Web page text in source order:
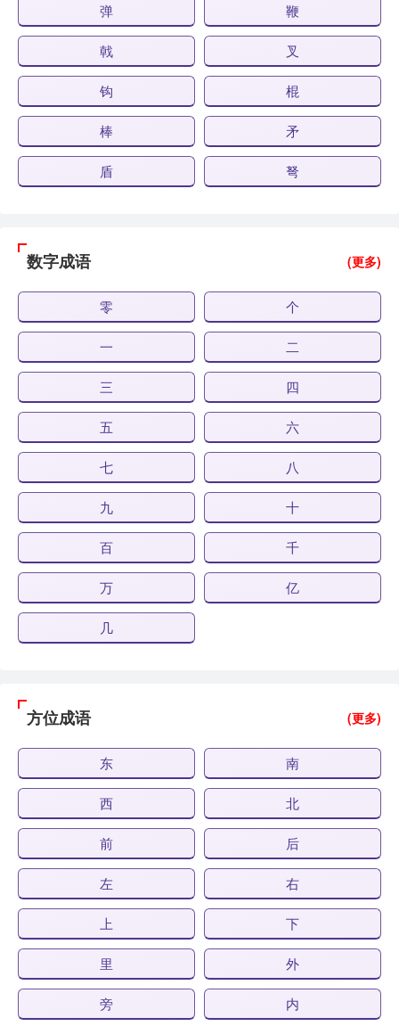
弹 鞭
戟 叉
钩 棍
棒 矛
盾 弩
数字成语 (更多)
零 个
一 二
三 四
五 六
七 八
九 十
百 千
万 亿
几
方位成语 (更多)
东 南
西 北
前 后
左 右
上 下
里 外
旁 内